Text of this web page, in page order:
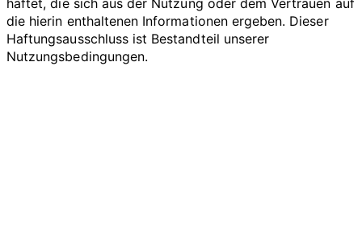
haftet, die sich aus der Nutzung oder dem Vertrauen auf
die hierin enthaltenen Informationen ergeben. Dieser
Haftungsausschluss ist Bestandteil unserer
Nutzungsbedingungen.